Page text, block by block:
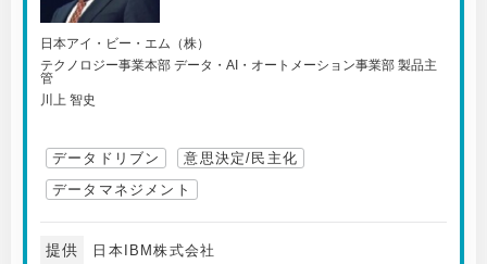
日本アイ・ビー・エム（株）
テクノロジー事業本部 データ・AI・オートメーション事業部 製品主
管
川上 智史
データドリブン
意思決定/民主化
データマネジメント
提供 日本IBM株式会社